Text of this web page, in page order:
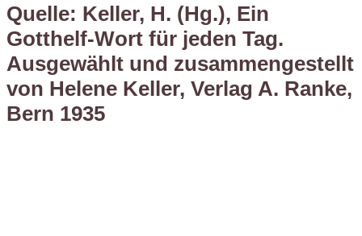
Quelle: Keller, H. (Hg.), Ein
Gotthelf-Wort für jeden Tag.
Ausgewählt und zusammengestellt
von Helene Keller, Verlag A. Ranke,
Bern 1935